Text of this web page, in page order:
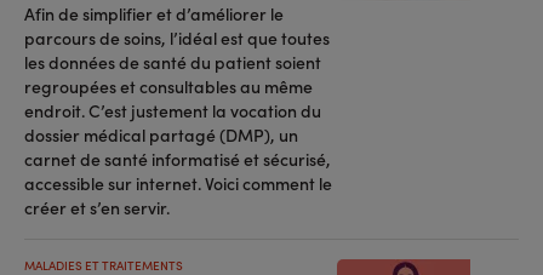
Afin de simplifier et d’améliorer le
parcours de soins, l’idéal est que toutes
les données de santé du patient soient
regroupées et consultables au même
endroit. C’est justement la vocation du
dossier médical partagé (DMP), un
carnet de santé informatisé et sécurisé,
accessible sur internet. Voici comment le
créer et s’en servir.
MALADIES ET TRAITEMENTS